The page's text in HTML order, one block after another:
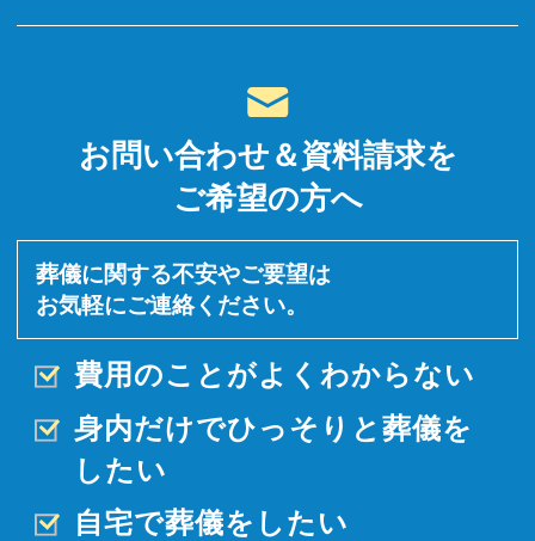
お問い合わせ＆資料請求を
ご希望の方へ
葬儀に関する不安やご要望は
お気軽にご連絡ください。
費用のことがよくわからない
身内だけでひっそりと 葬儀を
したい
自宅で葬儀をしたい